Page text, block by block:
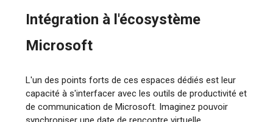
Intégration à l'écosystème
Microsoft
L'un des points forts de ces espaces dédiés est leur
capacité à s'interfacer avec les outils de productivité et
de communication de Microsoft. Imaginez pouvoir